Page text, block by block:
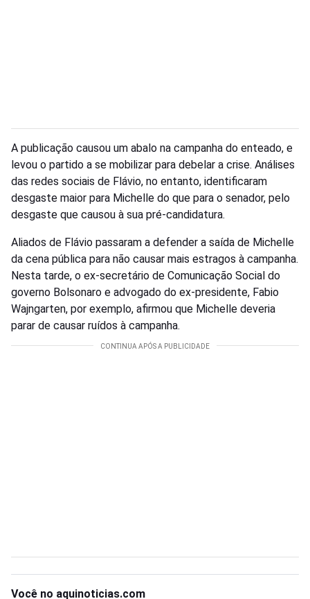
A publicação causou um abalo na campanha do enteado, e
levou o partido a se mobilizar para debelar a crise. Análises
das redes sociais de Flávio, no entanto, identificaram
desgaste maior para Michelle do que para o senador, pelo
desgaste que causou à sua pré-candidatura.
Aliados de Flávio passaram a defender a saída de Michelle
da cena pública para não causar mais estragos à campanha.
Nesta tarde, o ex-secretário de Comunicação Social do
governo Bolsonaro e advogado do ex-presidente, Fabio
Wajngarten, por exemplo, afirmou que Michelle deveria
parar de causar ruídos à campanha.
Você no aquinoticias.com